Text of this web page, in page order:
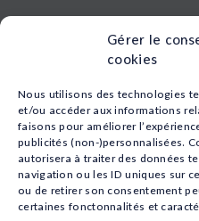
Gérer le
cookies
Nous utilisons des technologies
et/ou accéder aux informations
faisons pour améliorer
publicités (non-)personnalisées.
autorisera à traiter des données
navigation ou les ID uniques sur
ou de retirer son consentement
certaines fonctonnalités et
Nos formations
L’apprentissage
Financement
Qui sommes-nous
Actualités
Nos études
Recrutement
Nos domaines
Animation